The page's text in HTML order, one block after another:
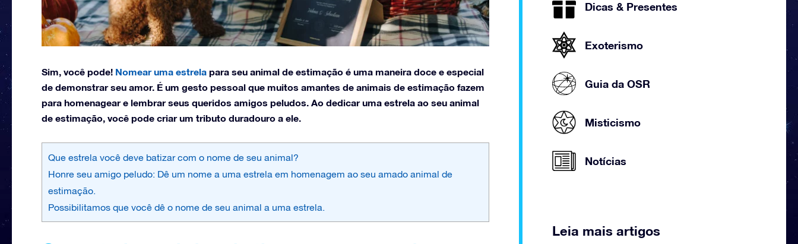
Sim, você pode! Nomear uma estrela para seu animal de estimação é uma maneira doce e especial
de demonstrar seu amor. É um gesto pessoal que muitos amantes de animais de estimação fazem
para homenagear e lembrar seus queridos amigos peludos. Ao dedicar uma estrela ao seu animal
de estimação, você pode criar um tributo duradouro a ele.
Que estrela você deve batizar com o nome de seu animal?
Honre seu amigo peludo: Dê um nome a uma estrela em homenagem ao seu amado animal de
estimação.
Possibilitamos que você dê o nome de seu animal a uma estrela.
Dicas & Presentes
Exoterismo
Guia da OSR
Misticismo
Notícias
Leia mais artigos